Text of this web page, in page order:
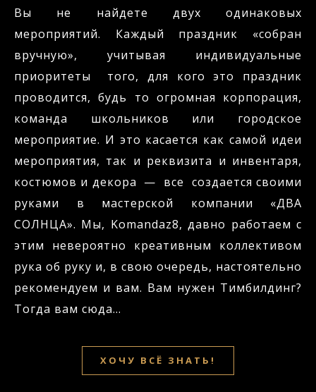
Вы не найдете двух одинаковых
мероприятий. Каждый праздник «собран
вручную», учитывая индивидуальные
приоритеты того, для кого это праздник
проводится, будь то огромная корпорация,
команда школьников или городское
мероприятие. И это касается как самой идеи
мероприятия, так и реквизита и инвентаря,
костюмов и декора — все создается своими
руками в мастерской компании «ДВА
СОЛНЦА». Мы, Komandaz8, давно работаем с
этим невероятно креативным коллективом
рука об руку и, в свою очередь, настоятельно
рекомендуем и вам. Вам нужен Тимбилдинг?
Тогда вам сюда…
ХОЧУ ВСЁ ЗНАТЬ!